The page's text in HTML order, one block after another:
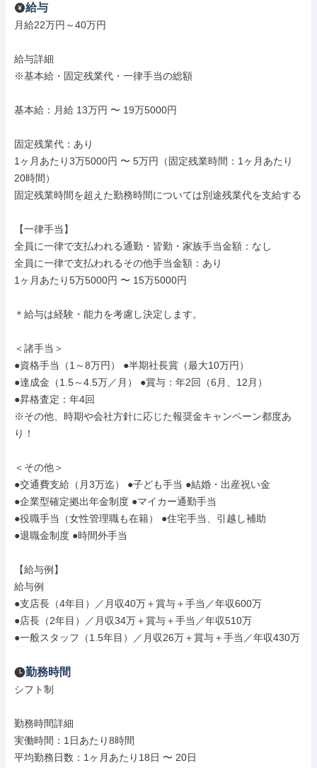
給与
月給22万円～40万円
給与詳細
※基本給・固定残業代・一律手当の総額
基本給：月給 13万円 〜 19万5000円
固定残業代：あり
1ヶ月あたり3万5000円 〜 5万円（固定残業時間：1ヶ月あたり
20時間）
固定残業時間を超えた勤務時間については別途残業代を支給する
【一律手当】
全員に一律で支払われる通勤・皆勤・家族手当金額：なし
全員に一律で支払われるその他手当金額：あり
1ヶ月あたり5万5000円 〜 15万5000円
＊給与は経験・能力を考慮し決定します。
＜諸手当＞
●資格手当（1～8万円） ●半期社長賞（最大10万円）
●達成金（1.5～4.5万／月） ●賞与：年2回（6月、12月）
●昇格査定：年4回
※その他、時期や会社方針に応じた報奨金キャンペーン都度あ
り！
＜その他＞
●交通費支給（月3万迄） ●子ども手当 ●結婚・出産祝い⾦
●企業型確定拠出年⾦制度 ●マイカー通勤手当
●役職⼿当（⼥性管理職も在籍） ●住宅⼿当、引越し補助
●退職金制度 ●時間外手当
【給与例】
給与例
●支店長（4年目）／月収40万＋賞与＋手当／年収600万
●店長（2年目）／月収34万＋賞与＋手当／年収510万
●一般スタッフ（1.5年目）／月収26万＋賞与＋手当／年収430万
勤務時間
シフト制
勤務時間詳細
実働時間：1日あたり8時間
平均勤務日数：1ヶ月あたり18日 〜 20日